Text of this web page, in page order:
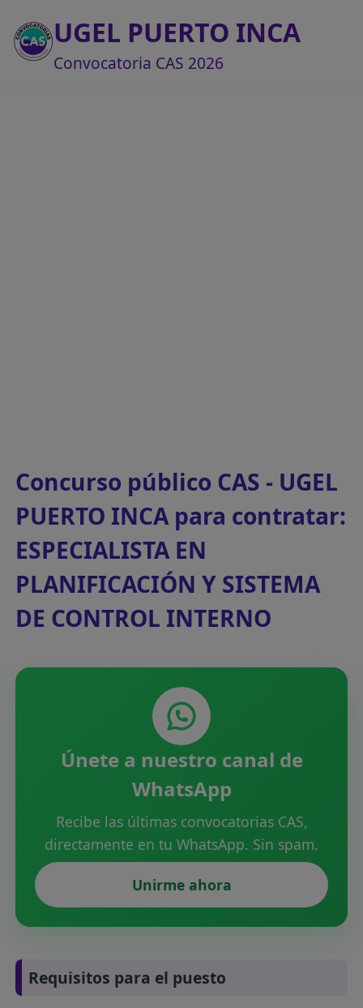
UGEL PUERTO INCA
Convocatoria CAS 2026
Concurso público CAS - UGEL
PUERTO INCA para contratar:
ESPECIALISTA EN
PLANIFICACIÓN Y SISTEMA
DE CONTROL INTERNO
Únete a nuestro canal de
WhatsApp
Recibe las últimas convocatorias CAS,
directamente en tu WhatsApp. Sin spam.
Unirme ahora
Requisitos para el puesto